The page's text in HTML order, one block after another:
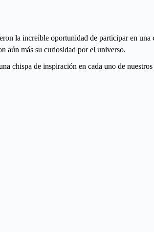
la increíble oportunidad de participar en
aún más su curiosidad por el universo.
chispa de inspiración en cada uno de